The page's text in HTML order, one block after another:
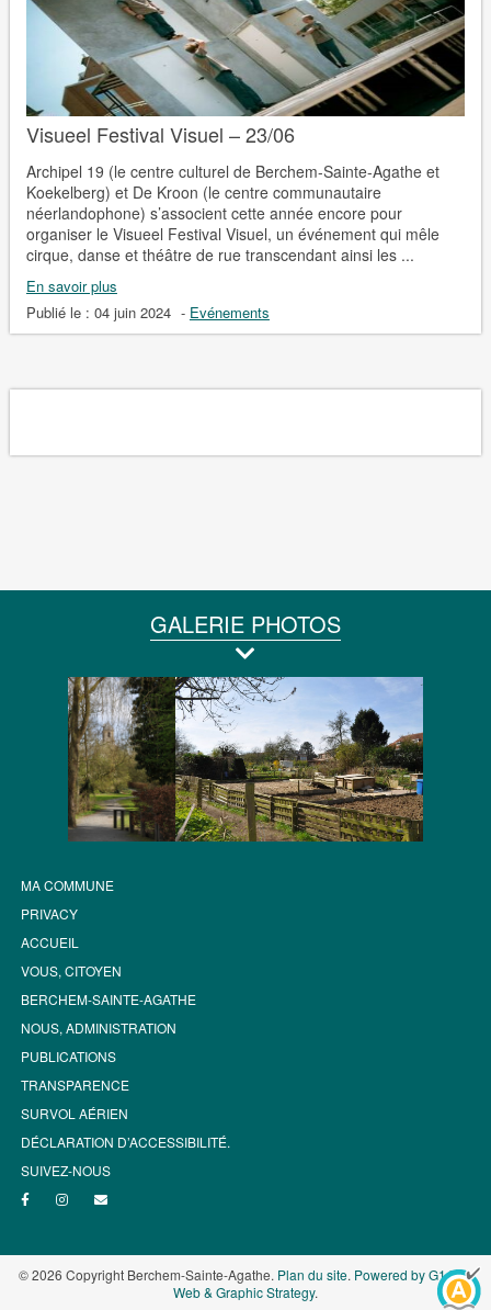
Visueel Festival Visuel – 23/06
Archipel 19 (le centre culturel de Berchem-Sainte-Agathe et
Koekelberg) et De Kroon (le centre communautaire
néerlandophone) s’associent cette année encore pour
organiser le Visueel Festival Visuel, un événement qui mêle
cirque, danse et théâtre de rue transcendant ainsi les ...
En savoir plus
Publié le : 04 juin 2024 - Evénements
GALERIE PHOTOS
MA COMMUNE
PRIVACY
ACCUEIL
VOUS, CITOYEN
BERCHEM-SAINTE-AGATHE
NOUS, ADMINISTRATION
PUBLICATIONS
TRANSPARENCE
SURVOL AÉRIEN
DÉCLARATION D’ACCESSIBILITÉ.
SUIVEZ-NOUS
© 2026 Copyright Berchem-Sainte-Agathe. Plan du site. Powered by G1.be -
Web & Graphic Strategy.